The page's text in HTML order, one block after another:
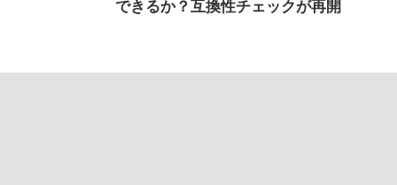
できるか？互換性チェックが再開